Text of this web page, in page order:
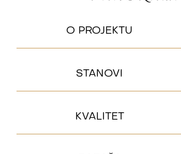
O PROJEKTU
STANOVI
KVALITET